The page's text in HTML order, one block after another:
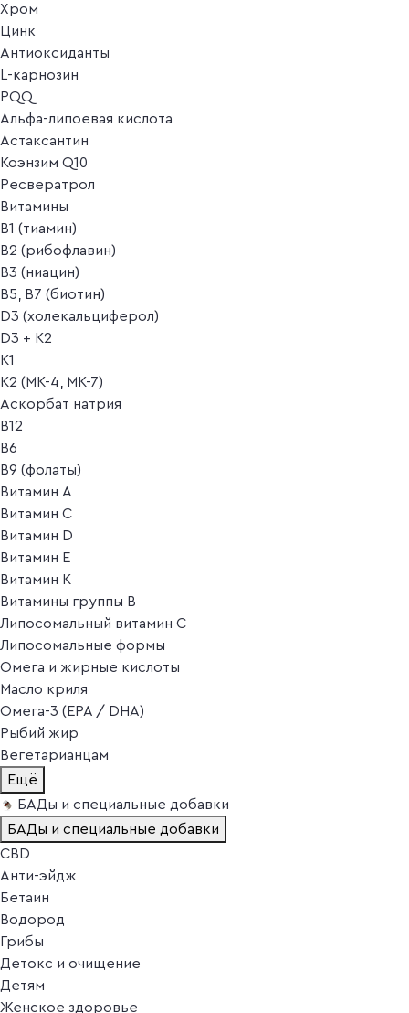
Хром
Цинк
Антиоксиданты
L-карнозин
PQQ
Альфа-липоевая кислота
Астаксантин
Коэнзим Q10
Ресвератрол
Витамины
B1 (тиамин)
B2 (рибофлавин)
B3 (ниацин)
B5, B7 (биотин)
D3 (холекальциферол)
D3 + K2
K1
K2 (MK-4, MK-7)
Аскорбат натрия
В12
В6
В9 (фолаты)
Витамин A
Витамин C
Витамин D
Витамин E
Витамин K
Витамины группы B
Липосомальный витамин C
Липосомальные формы
Омега и жирные кислоты
Масло криля
Омега-3 (EPA / DHA)
Рыбий жир
Вегетарианцам
Ещё
БАДы и специальные добавки
БАДы и специальные добавки
CBD
Анти-эйдж
Бетаин
Водород
Грибы
Детокс и очищение
Детям
Женское здоровье